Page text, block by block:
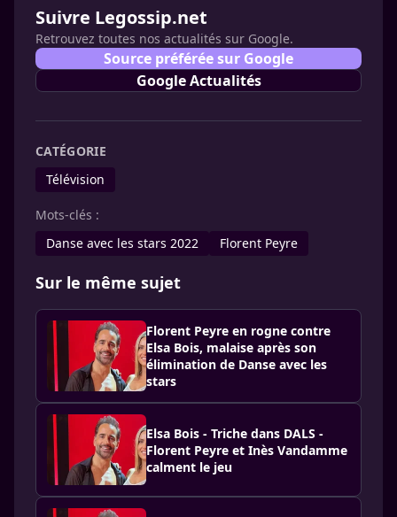
Suivre Legossip.net
Retrouvez toutes nos actualités sur Google.
Source préférée sur Google
Google Actualités
CATÉGORIE
Télévision
Mots-clés :
Danse avec les stars 2022
Florent Peyre
Sur le même sujet
Florent Peyre en rogne contre
Elsa Bois, malaise après son
élimination de Danse avec les
stars
Elsa Bois - Triche dans DALS -
Florent Peyre et Inès Vandamme
calment le jeu